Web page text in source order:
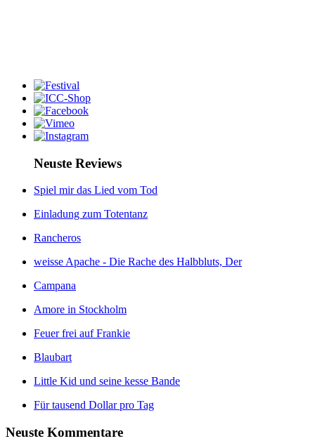
Neuste Reviews
Spiel mir das Lied vom Tod
Einladung zum Totentanz
Rancheros
weisse Apache - Die Rache des Halbbluts, Der
Campana
Amore in Stockholm
Feuer frei auf Frankie
Blaubart
Little Kid und seine kesse Bande
Für tausend Dollar pro Tag
Neuste Kommentare